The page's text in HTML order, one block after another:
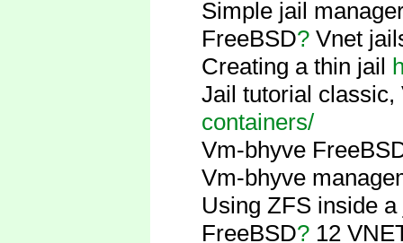
Simple jail
FreeBSD? Vnet
Creating a thin jail
Jail tutorial
containers/
Vm-bhyve
Vm-bhyve
Using ZFS inside
FreeBSD? 12